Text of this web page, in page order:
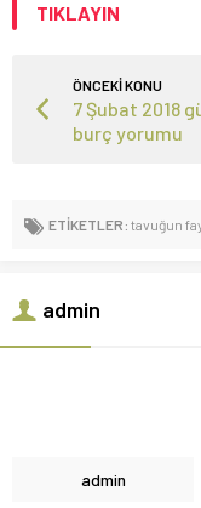
TIKLAYIN
ÖNCEKİ KONU
7 Şubat 2018
burç yorumu
ETİKETLER: tavuğun
admin
admin